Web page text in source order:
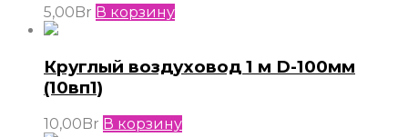
5,00 Br В корзину
Круглый воздуховод 1 м D-100мм
(10вп1)
10,00Br В корзину